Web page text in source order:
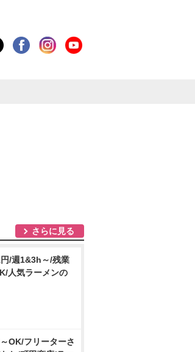
さらに見る
/週1&3h～/残業
人気ラーメンの
OK/フリーターさ